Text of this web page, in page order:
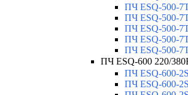
ПЧ ESQ-500-
ПЧ ESQ-500-
ПЧ ESQ-500-
ПЧ ESQ-500-
ПЧ ESQ-500-
ПЧ ESQ-600 220/
ПЧ ESQ-600-
ПЧ ESQ-600-